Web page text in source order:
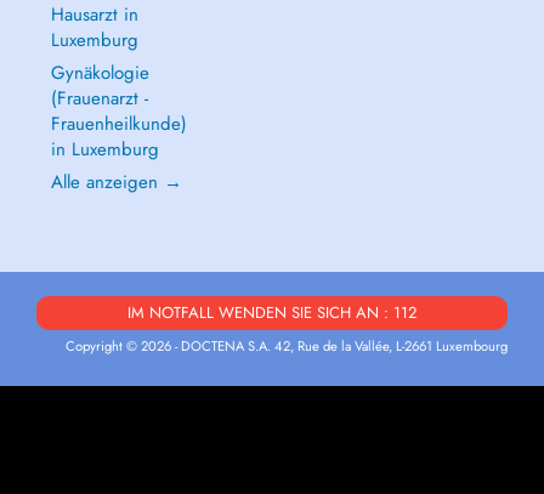
Hausarzt in
Luxemburg
Gynäkologie
(Frauenarzt -
Frauenheilkunde)
in Luxemburg
Alle anzeigen →
IM NOTFALL WENDEN SIE SICH AN : 112
Copyright © 2026 - DOCTENA S.A. 42, Rue de la Vallée, L-2661 Luxembourg